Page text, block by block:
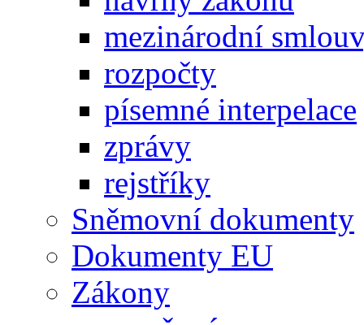
mezinárodní
rozpočty
písemné interpelace
zprávy
rejstříky
Sněmovní dokumenty
Dokumenty EU
Zákony